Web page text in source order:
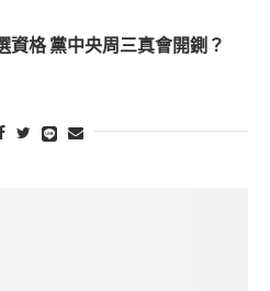
格 黨中央周三真會開鍘？